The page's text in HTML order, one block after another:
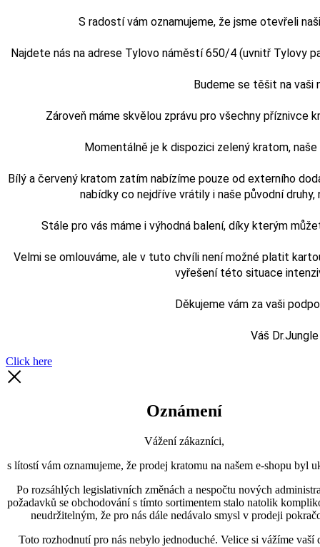
S radostí vám oznamujeme, že jsme otevřeli
Najdete nás na adrese Tylovo náměstí 650/4 (uvnitř Tylovy
Budeme se těšit na vaši
Zároveň máme skvělou zprávu pro všechny příznivce
Momentálně je k dispozici zelený kratom,
Bílý a červený kratom zatím nabízíme pouze od externího
nabídky co nejdříve vrátily i naše původní
Stále pro vás máme i výhodná balení, díky kterým
Velmi se omlouváme, ale v tuto chvíli není možné platit
vyřešení této situace
Děkujeme vám za vaši
Váš
Click here
Oznámení
Vážení zákazníci,
s lítostí vám oznamujeme, že prodej kratomu na našem e-shopu byl
Po rozsáhlých legislativních změnách a nespočtu nových
požadavků se obchodování s tímto sortimentem stalo natolik
neudržitelným, že pro nás dále nedávalo smysl v prodeji
Toto rozhodnutí pro nás nebylo jednoduché. Velice si vážíme vaší